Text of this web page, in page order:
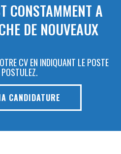
CONSTAMMENT A
DE NOUVEAUX
CV EN INDIQUANT LE POSTE
CANDIDATURE